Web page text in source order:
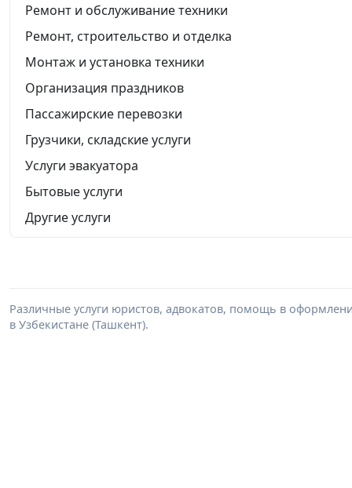
Ремонт и обслуживание техники
Ремонт, строительство и отделка
Монтаж и установка техники
Организация праздников
Пассажирские перевозки
Грузчики, складские услуги
Услуги эвакуатора
Бытовые услуги
Другие услуги
Различные услуги юристов, адвокатов, помощь в
в Узбекистане (Ташкент).